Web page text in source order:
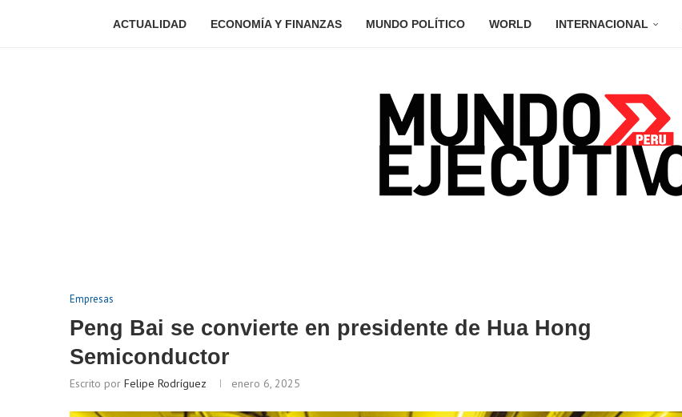
ACTUALIDAD ECONOMÍA Y FINANZAS MUNDO POLÍTICO WORLD INTERNACIONAL
Empresas
Peng Bai se convierte en presidente de Hua Hong
Semiconductor
Escrito por Felipe Rodríguez enero 6, 2025